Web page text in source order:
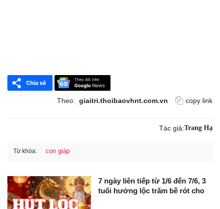
Theo: giaitri.thoibaovhnt.com.vn copy link
Tác giả:Trang Hạ
Từ khóa: con giáp
7 ngày liên tiếp từ 1/6 đến 7/6, 3
tuổi hưởng lộc trăm bề rót cho